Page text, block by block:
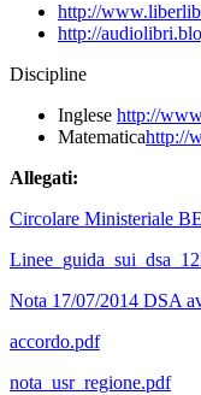
http://
http://
Discipline
Inglese http://
Matematicahttp://
Allegati:
Circolare Ministeriale
Nota 17/07/2014 DSA
accordo.pdf
nota_usr_regione.pdf